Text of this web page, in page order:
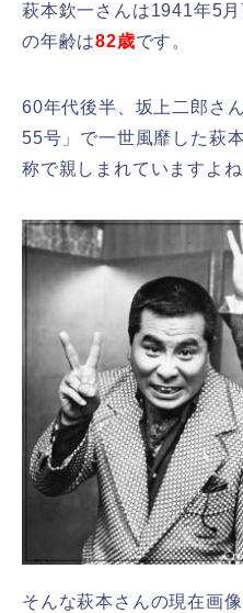
萩本欽一さんは1941年5
の年齢は82歳です。
60年代後半、坂上二郎さ
55号」で一世風靡した萩
称で親しまれていますよね
そんな萩本さんの現在画